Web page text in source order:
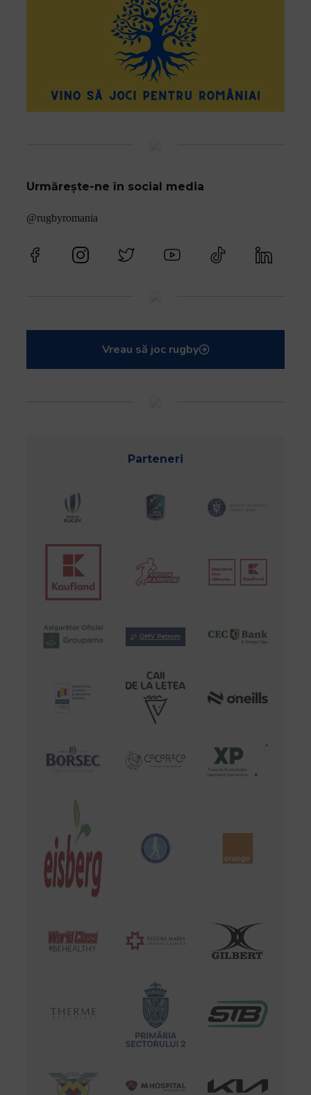
Urmărește-ne în social media
@rugbyromania
Vreau să joc rugby
Parteneri